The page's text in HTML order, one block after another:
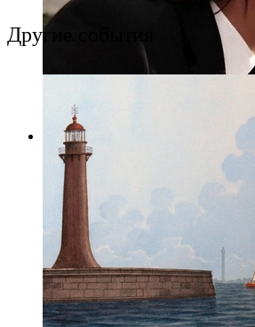
Фото: Пресс-служба Cinema Prestige
Другие события